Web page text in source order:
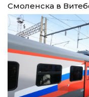
Смоленска в